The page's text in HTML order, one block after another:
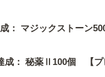
： マジックストーン
成： 秘薬Ⅱ100個 【プ